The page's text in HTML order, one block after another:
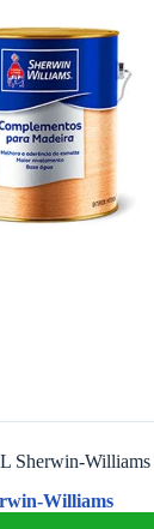
Sherwin-Williams
Williams